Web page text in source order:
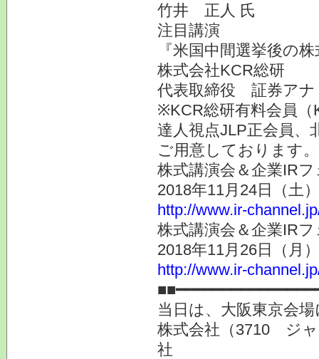
竹井 正人 氏
注目講演
『米国中間選挙後の
株式会社KCR総研
代表取締役 証券ア
※KCR総研有料会員（
達人視点JLP正会員、
ご用意しております。
株式講演会＆企業IR
2018年11月24日（
http://www.ir-
株式講演会＆企業IR
2018年11月26日（
http://www.ir-
当日は、大阪東京会
株式会社（3710 ジ
社